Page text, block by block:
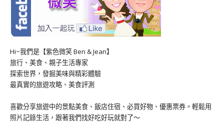
Hi~我們是【紫色微笑 Ben & Jean】
旅行、美食、親子生活專家
探索世界，發掘美味與精彩體驗
最真實的旅遊攻略、美食評測
喜歡分享旅遊中的景點美食、飯店住宿、必買好物、優惠票券。輕鬆用
照片記錄生活，跟著我們找好吃好玩就對了～